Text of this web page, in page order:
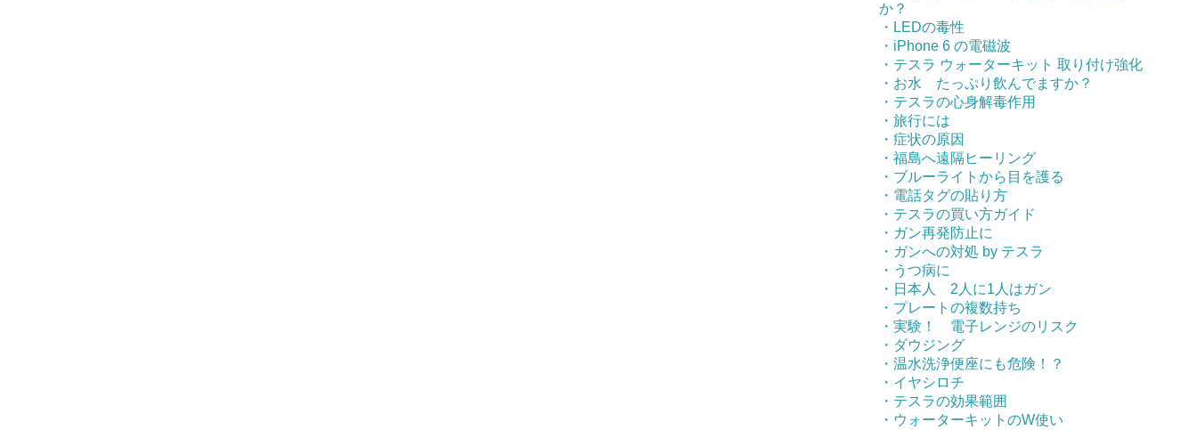
か？
・LEDの毒性
・iPhone 6 の電磁波
・テスラ ウォーターキット 取り付け強化
・お水 たっぷり飲んでますか？
・テスラの心身解毒作用
・旅行には
・症状の原因
・福島へ遠隔ヒーリング
・ブルーライトから目を護る
・電話タグの貼り方
・テスラの買い方ガイド
・ガン再発防止に
・ガンへの対処 by テスラ
・うつ病に
・日本人 2人に1人はガン
・プレートの複数持ち
・実験！ 電子レンジのリスク
・ダウジング
・温水洗浄便座にも危険！？
・イヤシロチ
・テスラの効果範囲
・ウォーターキットのW使い